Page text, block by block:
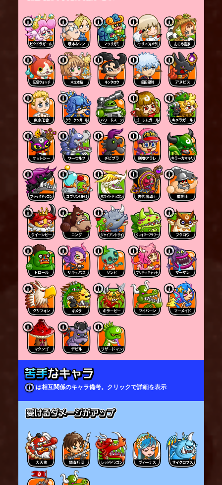
は相互関係のキャラ備考。クリックで詳細を表示